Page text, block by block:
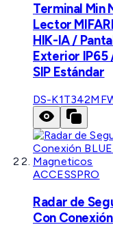
Terminal Min
Lector
HIK-IA /
Exterior IP65
SIP Estándar
DS-
ACCESSPRO
Radar de
Con